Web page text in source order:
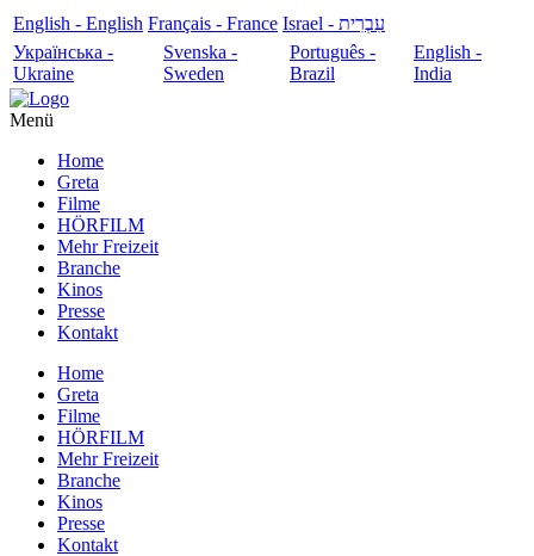
English - English Français - France
עִבְרִית - Israel
Українська -
Ukraine
Svenska -
Sweden
Português -
Brazil
English -
India
Menü
Home
Greta
Filme
HÖRFILM
Mehr Freizeit
Branche
Kinos
Presse
Kontakt
Home
Greta
Filme
HÖRFILM
Mehr Freizeit
Branche
Kinos
Presse
Kontakt